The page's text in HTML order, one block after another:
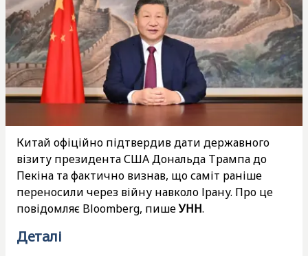
Китай офіційно підтвердив дати державного
візиту президента США Дональда Трампа до
Пекіна та фактично визнав, що саміт раніше
переносили через війну навколо Ірану. Про це
повідомляє Bloomberg, пишеУНН.
Деталі